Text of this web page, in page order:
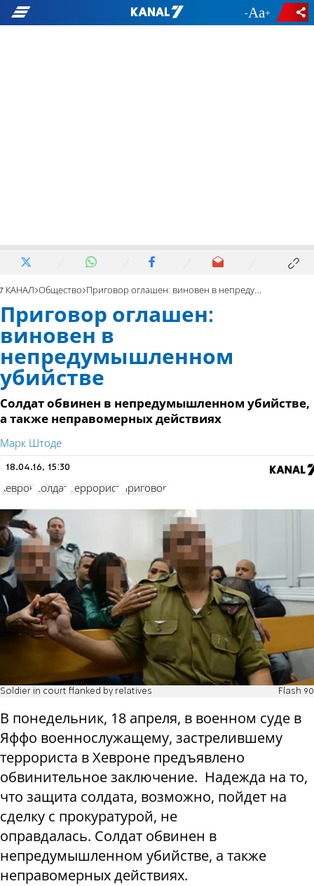
- +
7 КАНАЛ Общество Приговор оглашен: виновен в непредумышленном убийстве
Приговор оглашен:
виновен в
непредумышленном
убийстве
Солдат обвинен в непредумышленном убийстве,
а также неправомерных действиях
Марк Штоде
18.04.16, 15:30
Хеврон солдат Террорист приговор
Soldier in court flanked by relatives Flash 90
В понедельник, 18 апреля, в военном суде в
Яффо военнослужащему, застрелившему
террориста в Хевроне предъявлено
обвинительное заключение. Надежда на то,
что защита солдата, возможно, пойдет на
сделку с прокуратурой, не
оправдалась. Солдат обвинен в
непредумышленном убийстве, а также
неправомерных действиях.